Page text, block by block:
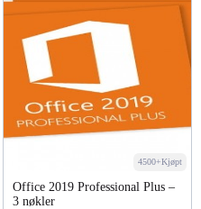
4500+Kjøpt
Office 2019 Professional Plus –
3 nøkler